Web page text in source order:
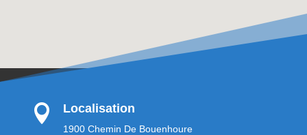
 Localisation
1900 Chemin De Bouenhoure